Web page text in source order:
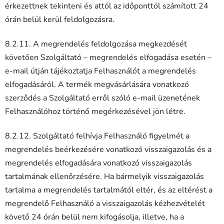
érkezettnek tekinteni és attól az időponttól számított 24
órán belül kerül feldolgozásra.
8.2.11. A megrendelés feldolgozása megkezdését
követően Szolgáltató – megrendelés elfogadása esetén –
e-mail útján tájékoztatja Felhasználót a megrendelés
elfogadásáról. A termék megvásárlására vonatkozó
szerződés a Szolgáltató erről szóló e-mail üzenetének
Felhasználóhoz történő megérkezésével jön létre.
8.2.12. Szolgáltató felhívja Felhasználó figyelmét a
megrendelés beérkezésére vonatkozó visszaigazolás és a
megrendelés elfogadására vonatkozó visszaigazolás
tartalmának ellenőrzésére. Ha bármelyik visszaigazolás
tartalma a megrendelés tartalmától eltér, és az eltérést a
megrendelő Felhasználó a visszaigazolás kézhezvételét
követő 24 órán belül nem kifogásolja, illetve, ha a